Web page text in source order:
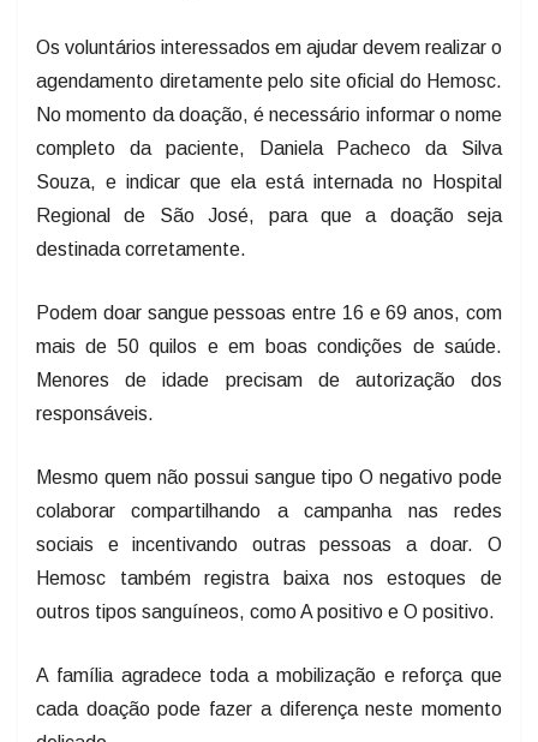
Os voluntários interessados em ajudar devem realizar o
agendamento diretamente pelo site oficial do Hemosc.
No momento da doação, é necessário informar o nome
completo da paciente, Daniela Pacheco da Silva
Souza, e indicar que ela está internada no Hospital
Regional de São José, para que a doação seja
destinada corretamente.
Podem doar sangue pessoas entre 16 e 69 anos, com
mais de 50 quilos e em boas condições de saúde.
Menores de idade precisam de autorização dos
responsáveis.
Mesmo quem não possui sangue tipo O negativo pode
colaborar compartilhando a campanha nas redes
sociais e incentivando outras pessoas a doar. O
Hemosc também registra baixa nos estoques de
outros tipos sanguíneos, como A positivo e O positivo.
A família agradece toda a mobilização e reforça que
cada doação pode fazer a diferença neste momento